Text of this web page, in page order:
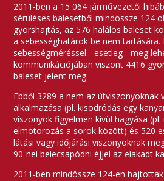
2011-ben a 15 064 járművezetői
sérüléses balesetből mindössze 124
gyorshajtás, az 576 halálos baleset
a sebességhatárok be nem
sebességméréssel - esetleg - meg
kommunikációjában viszont 4416
baleset jelent meg.
Ebből 3289 a nem az útviszonyoknak
alkalmazása (pl. kisodródás egy
viszonyok figyelmen kívül hagyása (pl.
elmotorozás a sorok között) és 520
látási vagy időjárási viszonyoknak
90-nel belecsapódni éjjel az elakadt
2011-ben mindössze 124-en